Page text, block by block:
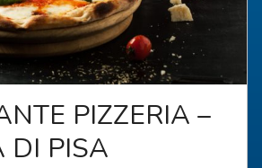
PIZZERIA –
DI PISA